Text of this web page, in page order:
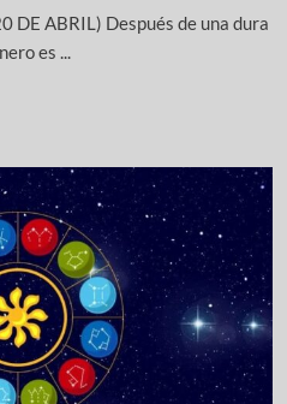
DE ABRIL) Después de una dura
es ...